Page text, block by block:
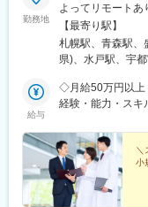
勤務地
よってリモートあ
北海道から沖縄
ついては希望を最
です。
【最寄り駅】
札幌駅、青森駅、
県)、水戸駅、宇
都)、横浜駅、京
府駅、長野駅、岐
駅、岡山駅、広島
松山駅(愛媛県)、
駅、大分駅、宮崎
下鉄)、曽根田駅
橋駅、新宿駅(東
給与
◇月給50万円以上
経験・能力・スキ
700万円／30歳（
＼
小